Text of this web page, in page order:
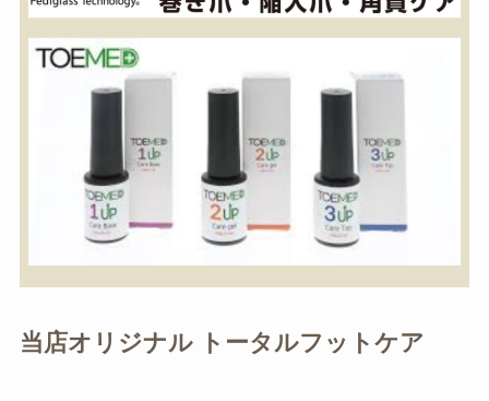
当店オリジナル トータルフットケア